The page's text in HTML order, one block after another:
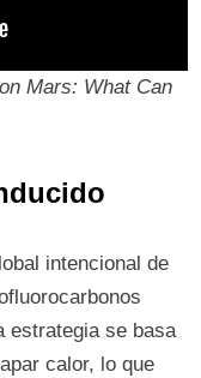
Mars: What Can
intencional de
estrategia se basa
calor, lo que